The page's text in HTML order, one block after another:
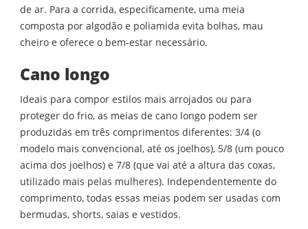
de ar. Para a corrida, especificamente, uma meia
composta por algodão e poliamida evita bolhas, mau
cheiro e oferece o bem-estar necessário.
Cano longo
Ideais para compor estilos mais arrojados ou para
proteger do frio, as meias de cano longo podem ser
produzidas em três comprimentos diferentes: 3/4 (o
modelo mais convencional, até os joelhos), 5/8 (um pouco
acima dos joelhos) e 7/8 (que vai até a altura das coxas,
utilizado mais pelas mulheres). Independentemente do
comprimento, todas essas meias podem ser usadas com
bermudas, shorts, saias e vestidos.